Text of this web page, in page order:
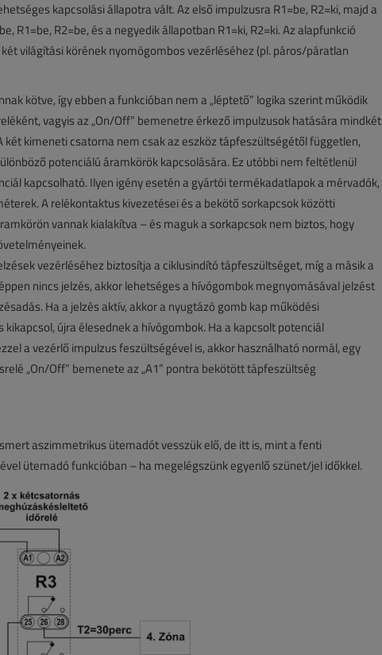
kapcsolási állapotra vált. Az első impulzusra R1=be, R2=ki, majd a
R1=be, R2=be, és a negyedik állapotban R1=ki, R2=ki. Az alapfunkció
világítási körének nyomógombos vezérléséhez (pl. páros/páratlan
kötve, így ebben a funkcióban nem a „léptető” logika szerint működik
vagyis az „On/Off” bemenetre érkező impulzusok hatására mindkét
kimeneti csatorna nem csak az eszköz tápfeszültségétől független,
potenciálú áramkörök kapcsolására. Ez utóbbi nem feltétlenül
kapcsolható. Ilyen igény esetén a gyártói termékadatlapok a mérvadók,
A relékontaktus kivezetései és a bekötő sorkapcsok közötti
vannak kialakítva – és maguk a sorkapcsok nem biztos, hogy
vezérléséhez biztosítja a ciklusindító tápfeszültséget, míg a másik a
nincs jelzés, akkor lehetséges a hívógombok megnyomásával jelzést
Ha a jelzés aktív, akkor a nyugtázó gomb kap működési
újra élesednek a hívógombok. Ha a kapcsolt potenciál
a vezérlő impulzus feszültségével is, akkor használható normál, egy
„On/Off” bemenete az „A1” pontra bekötött tápfeszültség
aszimmetrikus ütemadót vesszük elő, de itt is, mint a fenti
ütemadó funkcióban – ha megelégszünk egyenlő szünet/jel időkkel.